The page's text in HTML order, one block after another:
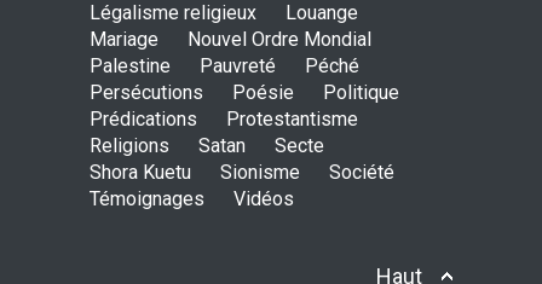
Légalisme religieux
Louange
Mariage
Nouvel Ordre Mondial
Palestine
Pauvreté
Péché
Persécutions
Poésie
Politique
Prédications
Protestantisme
Religions
Satan
Secte
Shora Kuetu
Sionisme
Société
Témoignages
Vidéos
Haut